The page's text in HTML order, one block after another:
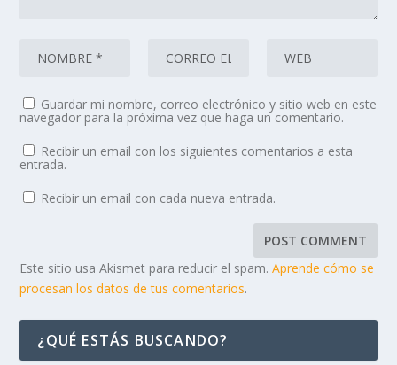
Guardar mi nombre, correo electrónico y sitio web en este
navegador para la próxima vez que haga un comentario.
Recibir un email con los siguientes comentarios a esta
entrada.
Recibir un email con cada nueva entrada.
Este sitio usa Akismet para reducir el spam.Aprende cómo se
procesan los datos de tus comentarios.
¿QUÉ ESTÁS BUSCANDO?